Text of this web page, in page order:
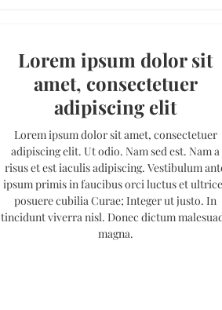
Lorem ipsum dolor sit
amet, consectetuer
adipiscing elit
Lorem ipsum dolor sit amet, consectetuer
adipiscing elit. Ut odio. Nam sed est. Nam a
risus et est iaculis adipiscing. Vestibulum
ipsum primis in faucibus orci luctus et
posuere cubilia Curae; Integer ut justo. In
tincidunt viverra nisl. Donec dictum
magna.